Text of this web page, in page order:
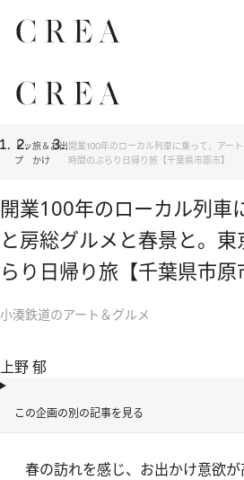
トッ
プ
旅＆お出
かけ
開業100年のローカル列車に乗って、アー
時間のぶらり日帰り旅【千葉県市原市】
開業100年のローカル列車
と房総グルメと春景と。
らり日帰り旅【千葉県市原
小湊鉄道のアート＆グルメ
上野 郁
この企画の別の記事を見る
春の訪れを感じ、お出かけ意欲